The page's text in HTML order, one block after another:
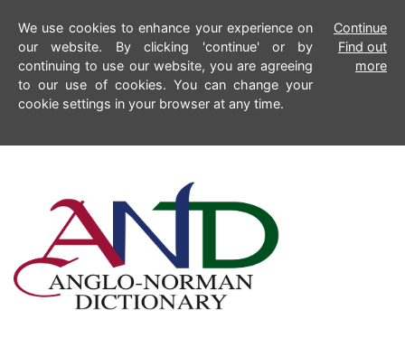
We use cookies to enhance your experience on
our website. By clicking 'continue' or by
continuing to use our website, you are agreeing
to our use of cookies. You can change your
cookie settings in your browser at any time.
Continue
Find out
more